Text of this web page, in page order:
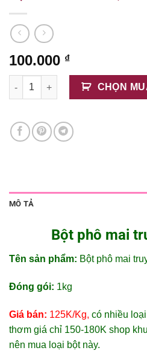
100.000 ₫
Bột Phô Mai Hàn Quốc 1kg số
CHỌN
MÔ TẢ
Bột phô mai
Tên sản phẩm: Bột phô mai
Đóng gói: 1kg
Giá bán: 125K/Kg, có nhiều
thơm giá chỉ 150-180K shop
nên mua loại bột này.